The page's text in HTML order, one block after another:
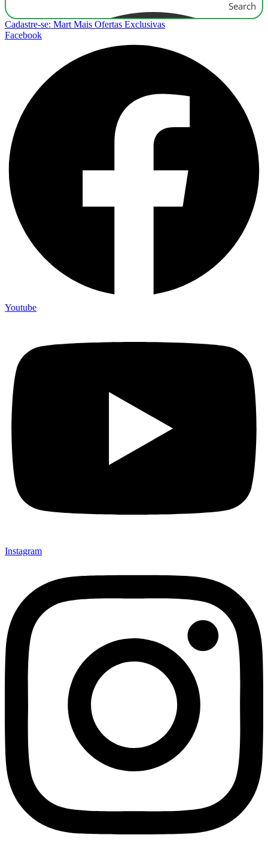
Search
Cadastre-se: Mart Mais Ofertas Exclusivas
Facebook
Youtube
Instagram